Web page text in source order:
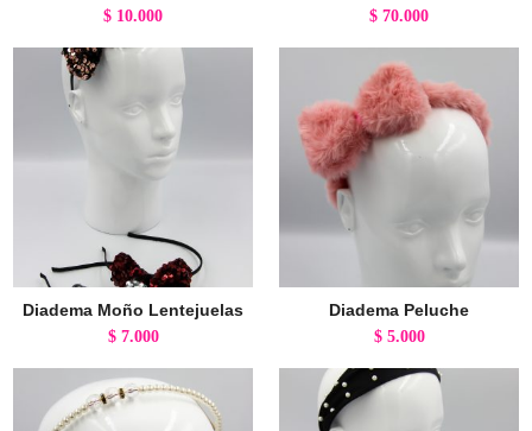
$ 10.000 $ 70.000
Diadema Moño Lentejuelas
$7.000
Diadema Peluche
$5.000